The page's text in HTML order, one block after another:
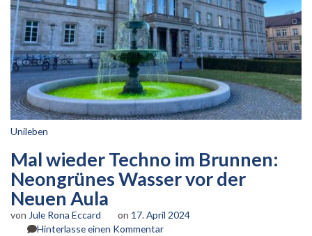
Unileben
Mal wieder Techno im Brunnen:
Neongrünes Wasser vor der
Neuen Aula
von Jule Rona Eccard on 17. April 2024
Hinterlasse einen Kommentarzu